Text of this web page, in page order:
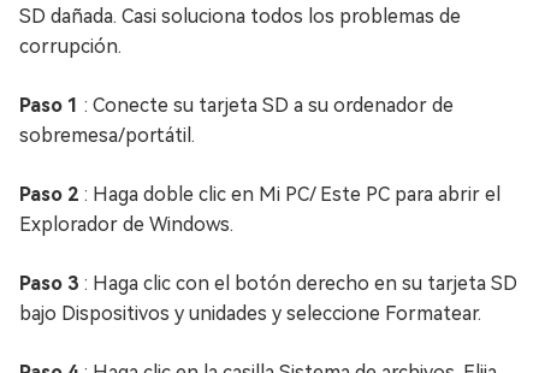
SD dañada. Casi soluciona todos los problemas de
corrupción.
Paso 1 : Conecte su tarjeta SD a su ordenador de
sobremesa/portátil.
Paso 2 : Haga doble clic en Mi PC/ Este PC para abrir el
Explorador de Windows.
Paso 3 : Haga clic con el botón derecho en su tarjeta SD
bajo Dispositivos y unidades y seleccione Formatear.